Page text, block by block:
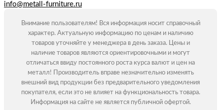
info@metall-furniture.ru
Внимание пользователям! Вся информация носит справочный
характер. Актуальную информацию по ценам и наличию
товаров уточняйте у менеджера в день заказа. Цены и
наличие товаров являются ориентировочными и могут
отличаться ввиду постоянного роста курса валют и цен на
металл! Производитель вправе незначительно изменять
внешний вид продукции без предварительного уведомления
покупателя, если это не влияет на функциональность товара.
Информация на сайте не является публичной офертой.